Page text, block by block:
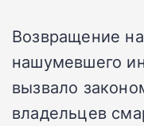
Возвращение
нашумевшего
вызвало
владельцев